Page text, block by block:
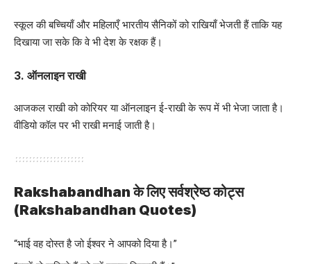
स्कूल की बच्चियाँ और महिलाएँ भारतीय सैनिकों को राखियाँ भेजती हैं ताकि यह
दिखाया जा सके कि वे भी देश के रक्षक हैं।
3. ऑनलाइन राखी
आजकल राखी को कोरियर या ऑनलाइन ई-राखी के रूप में भी भेजा जाता है।
वीडियो कॉल पर भी राखी मनाई जाती है।
Rakshabandhan के लिए सर्वश्रेष्ठ कोट्स
(Rakshabandhan Quotes)
“भाई वह दोस्त है जो ईश्वर ने आपको दिया है।”